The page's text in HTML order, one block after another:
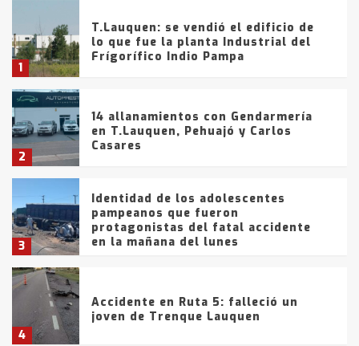
1
T.Lauquen: se vendió el edificio de
lo que fue la planta Industrial del
Frígorífico Indio Pampa
2
14 allanamientos con Gendarmería
en T.Lauquen, Pehuajó y Carlos
Casares
3
Identidad de los adolescentes
pampeanos que fueron
protagonistas del fatal accidente
en la mañana del lunes
4
Accidente en Ruta 5: falleció un
joven de Trenque Lauquen